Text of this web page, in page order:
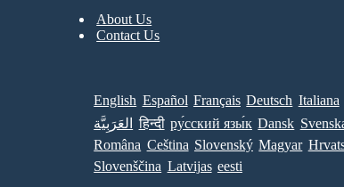
About Us
Contact Us
English Español Français Deutsch Italiana
العَرَبِيَّة
हिन्दी ру́сский язы́к Dansk
Româna Ceština Slovenský Magyar
Slovenščina Latvijas eesti